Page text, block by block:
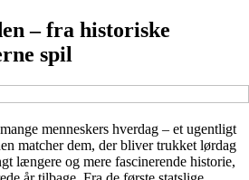
– fra historiske
spil
menneskers hverdag – et ugentligt
matcher dem, der bliver trukket lørdag
længere og mere fascinerende historie,